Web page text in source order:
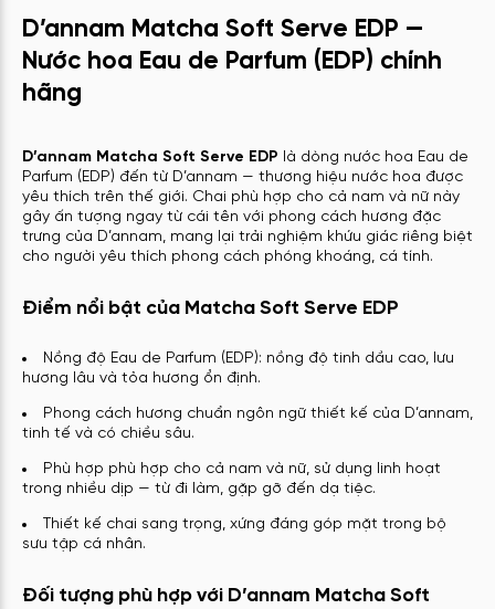
D’annam Matcha Soft Serve EDP —
Nước hoa Eau de Parfum (EDP) chính
hãng
D’annam Matcha Soft Serve EDP là dòng nước hoa Eau de
Parfum (EDP) đến từ D’annam — thương hiệu nước hoa được
yêu thích trên thế giới. Chai phù hợp cho cả nam và nữ này
gây ấn tượng ngay từ cái tên với phong cách hương đặc
trưng của D’annam, mang lại trải nghiệm khứu giác riêng biệt
cho người yêu thích phong cách phóng khoáng, cá tính.
Điểm nổi bật của Matcha Soft Serve EDP
Nồng độ Eau de Parfum (EDP): nồng độ tinh dầu cao, lưu
hương lâu và tỏa hương ổn định.
Phong cách hương chuẩn ngôn ngữ thiết kế của D’annam,
tinh tế và có chiều sâu.
Phù hợp phù hợp cho cả nam và nữ, sử dụng linh hoạt
trong nhiều dịp — từ đi làm, gặp gỡ đến dạ tiệc.
Thiết kế chai sang trọng, xứng đáng góp mặt trong bộ
sưu tập cá nhân.
Đối tượng phù hợp với D’annam Matcha Soft